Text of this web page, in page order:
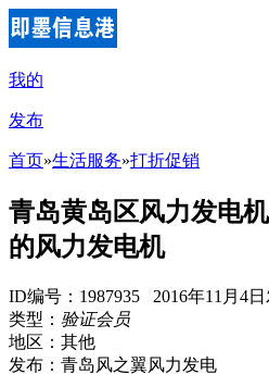
我的
发布
首页»生活服务»打折促销
青岛黄岛区风力发电
的风力发电机
ID编号：1987935 2016年11月4
类型： 验证会员
地区：其他
发布：青岛风之翼风力发电